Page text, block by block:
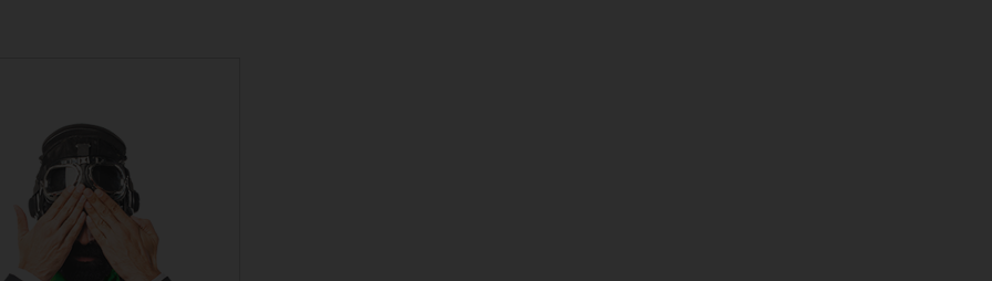
kanon is geworden.
van Kittie om 17:00 lekker
van Kittie is Knight Rider en
fan van de auto van Michael
van Kittie: